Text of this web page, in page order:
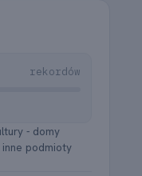
rekordów
- domy
podmioty